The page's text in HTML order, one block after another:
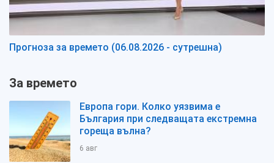
Прогноза за времето (06.08.2026 - сутрешна)
За времето
Европа гори. Колко уязвима е
България при следващата екстремна
гореща вълна?
6 авг